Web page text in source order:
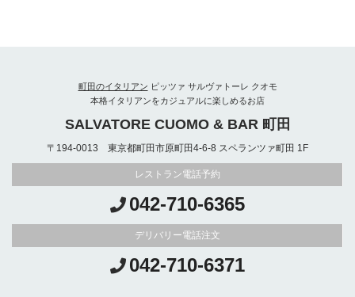
町田のイタリアン ピッツァ サルヴァトーレ クオモ
本格イタリアンをカジュアルに楽しめるお店
SALVATORE CUOMO & BAR 町田
〒194-0013 東京都町田市原町田4-6-8 スペランツァ町田 1F
レストラン電話予約
042-710-6365
デリバリー電話注文
042-710-6371